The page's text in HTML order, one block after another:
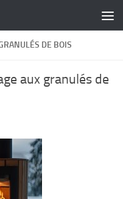
DE BOIS
aux granulés de